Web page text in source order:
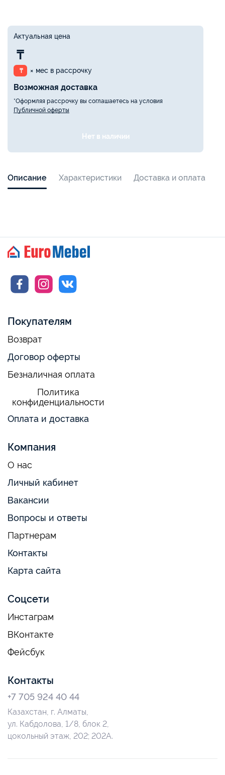
Актуальная цена
₸
₸ × мес в рассрочку
Возможная доставка
*Оформляя рассрочку вы соглашаетесь на условия
Публичной оферты
Нет в наличии
Описание Характеристики Доставка и оплата
Покупателям
Возврат
Договор оферты
Безналичная оплата
Политика
конфиденциальности
Оплата и доставка
Компания
О нас
Личный кабинет
Вакансии
Вопросы и ответы
Партнерам
Контакты
Карта сайта
Соцсети
Инстаграм
ВКонтакте
Фейсбук
Контакты
+7 705 924 40 44
Казахстан, г. Алматы,
ул. Кабдолова, 1/8, блок 2,
цокольный этаж, 202; 202А.